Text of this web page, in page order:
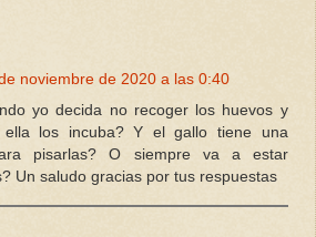
noviembre de 2020 a las 0:40
yo decida no recoger los huevos y
ella los incuba? Y el gallo tiene una
pisarlas? O siempre va a estar
Un saludo gracias por tus respuestas